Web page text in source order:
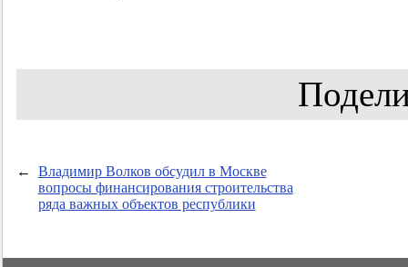
←
Владимир Волков обсудил в Москве
вопросы финансирования строительства
ряда важных объектов республики